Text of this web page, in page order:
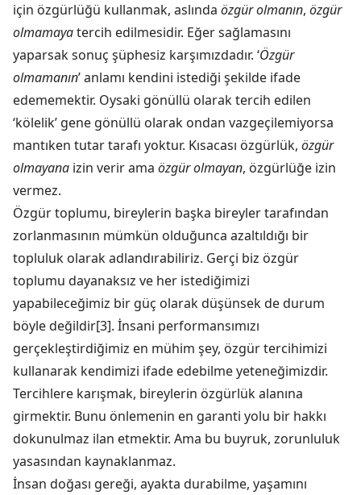
için özgürlüğü kullanmak, aslında özgür olmanın, özgür
olmamayatercih edilmesidir. Eğer sağlamasını
yaparsak sonuç şüphesiz karşımızdadır. ‘Özgür
olmamanın’ anlamı kendini istediği şekilde ifade
edememektir. Oysaki gönüllü olarak tercih edilen
‘kölelik’ gene gönüllü olarak ondan vazgeçilemiyorsa
mantıken tutar tarafı yoktur. Kısacası özgürlük, özgür
olmayana izin verir ama özgür olmayan, özgürlüğe izin
vermez.
Özgür toplumu, bireylerin başka bireyler tarafından
zorlanmasının mümkün olduğunca azaltıldığı bir
topluluk olarak adlandırabiliriz. Gerçi biz özgür
toplumu dayanaksız ve her istediğimizi
yapabileceğimiz bir güç olarak düşünsek de durum
böyle değildir[3]. İnsani performansımızı
gerçekleştirdiğimiz en mühim şey, özgür tercihimizi
kullanarak kendimizi ifade edebilme yeteneğimizdir.
Tercihlere karışmak, bireylerin özgürlük alanına
girmektir. Bunu önlemenin en garanti yolu bir hakkı
dokunulmaz ilan etmektir. Ama bu buyruk, zorunluluk
yasasından kaynaklanmaz.
İnsan doğası gereği, ayakta durabilme, yaşamını